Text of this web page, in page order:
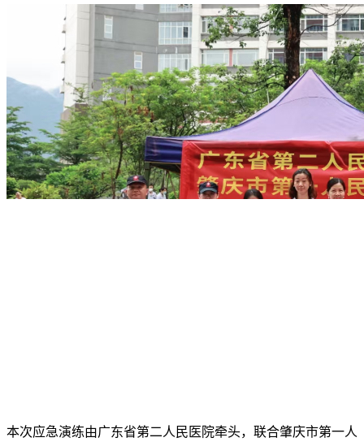
本次应急演练由广东省第二人民医院牵头，联合肇庆市第一人